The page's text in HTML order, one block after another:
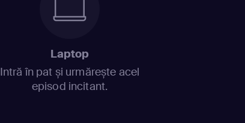
Laptop
Intră în pat și urmărește acel
episod incitant.